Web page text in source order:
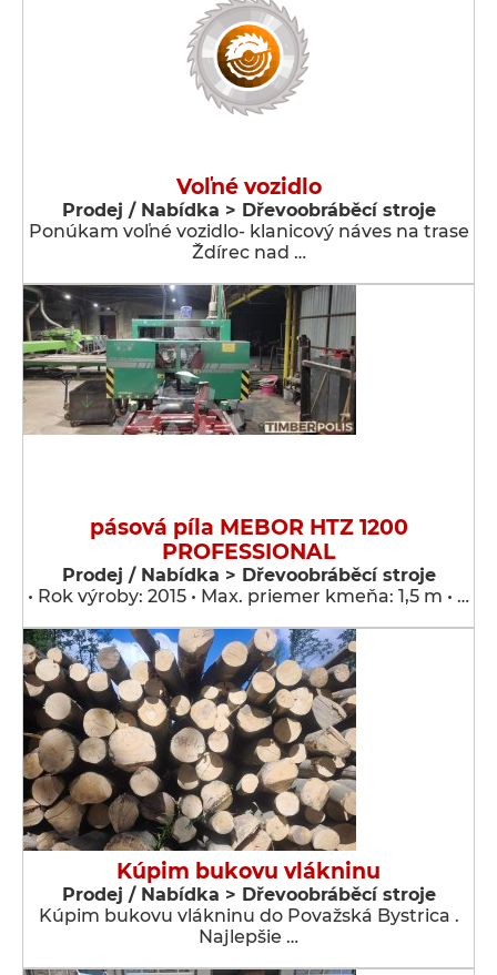
Voľné vozidlo
Prodej / Nabídka > Dřevoobráběcí stroje
Ponúkam voľné vozidlo- klanicový náves na trase
Ždírec nad …
pásová píla MEBOR HTZ 1200
PROFESSIONAL
Prodej / Nabídka > Dřevoobráběcí stroje
• Rok výroby: 2015 • Max. priemer kmeňa: 1,5 m • …
Kúpim bukovu vlákninu
Prodej / Nabídka > Dřevoobráběcí stroje
Kúpim bukovu vlákninu do Považská Bystrica .
Najlepšie …